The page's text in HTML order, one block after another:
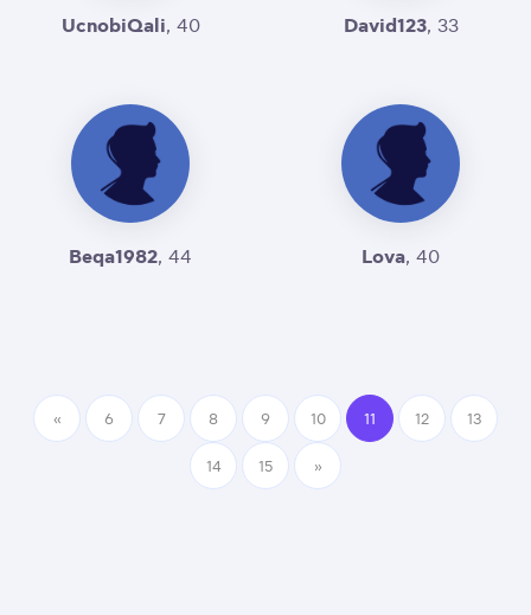
UcnobiQali, 40 David123, 33
Beqa1982, 44 Lova, 40
« 6 7 8 9 10 11 12 13
14 15 »